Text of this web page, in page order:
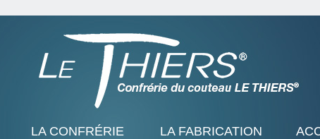
LA CONFRÉRIE LA FABRICATION